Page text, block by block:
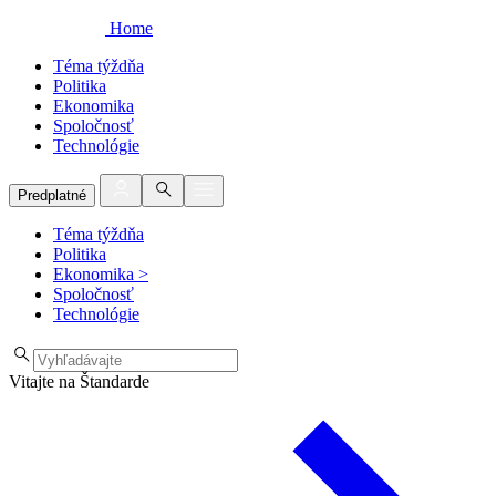
Home
Téma týždňa
Politika
Ekonomika
Spoločnosť
Technológie
Predplatné
Téma týždňa
Politika
Ekonomika >
Spoločnosť
Technológie
Vitajte na Štandarde